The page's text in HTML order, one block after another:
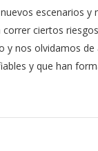
escenarios y
ciertos
y nos olvidamos
y que han